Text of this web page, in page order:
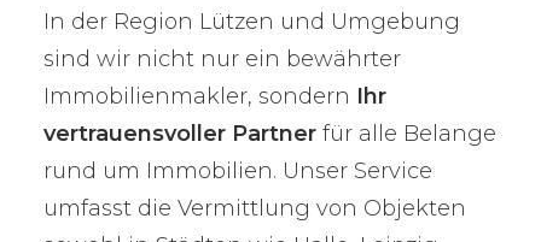
In der Region Lützen und Umgebung
sind wir nicht nur ein bewährter
Immobilienmakler, sondern Ihr
vertrauensvoller Partner für alle Belange
rund um Immobilien. Unser Service
umfasst die Vermittlung von Objekten